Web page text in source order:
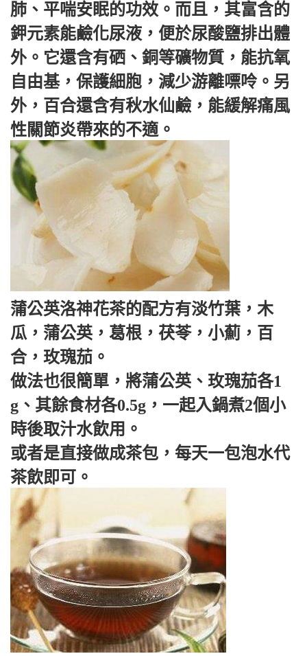
肺、平喘安眠的功效。而且，其富含的
鉀元素能鹼化尿液，便於尿酸鹽排出體
外。它還含有硒、銅等礦物質，能抗氧
自由基，保護細胞，減少游離嘌呤。另
外，百合還含有秋水仙鹼，能緩解痛風
性關節炎帶來的不適。
蒲公英洛神花茶的配方有淡竹葉，木
瓜，蒲公英，葛根，茯苓，小薊，百
合，玫瑰茄。
做法也很簡單，將蒲公英、玫瑰茄各1
g、其餘食材各0.5g，一起入鍋煮2個小
時後取汁水飲用。
或者是直接做成茶包，每天一包泡水代
茶飲即可。